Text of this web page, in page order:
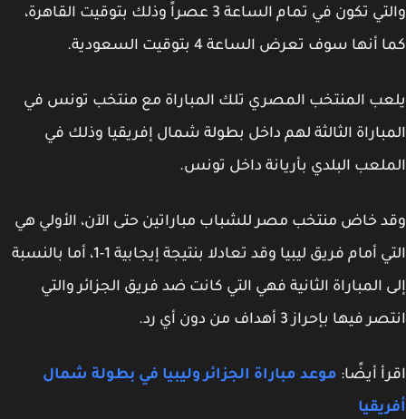
والتي تكون في تمام الساعة 3 عصراً وذلك بتوقيت القاهرة،
سوف تعرض الساعة 4 بتوقيت السعودية.
المنتخب المصري تلك المباراة مع منتخب تونس في
الثالثة لهم داخل بطولة شمال إفريقيا وذلك في
البلدي بأريانة داخل تونس.
خاض منتخب مصر للشباب مباراتين حتى الآن، الأولي هي
التي أمام فريق ليبيا وقد تعادلا بنتيجة إيجابية 1-1، أما بالنسبة
المباراة الثانية فهي التي كانت ضد فريق الجزائر والتي
بإحراز 3 أهداف من دون أي رد.
أيضًا:موعد مباراة الجزائر وليبيا في بطولة شمال